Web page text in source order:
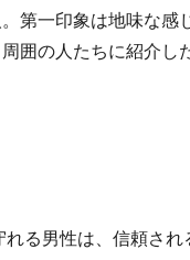
第一印象は地味な感
囲の人たちに紹介し